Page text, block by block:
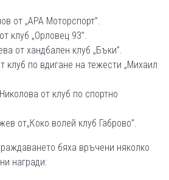
от „АРА Моторспорт”.
клуб „Орловец 93”.
от хандбален клуб „Бъки”.
клуб по вдигане на тежести „Михаил
от клуб по спортно
от„Коко волей клуб Габрово”.
бяха връчени няколко
награди: